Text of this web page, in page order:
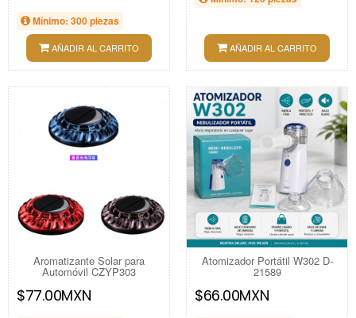
Mínimo: 300 piezas
AÑADIR AL CARRITO AÑADIR AL CARRITO
Aromatizante Solar para
Automóvil CZYP303
$77.00MXN
Atomizador Portátil W302 D-
21589
$66.00MXN